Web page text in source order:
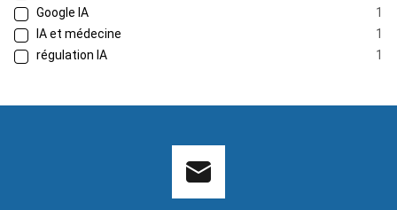
Google IA
1
IA et médecine
1
régulation IA
1